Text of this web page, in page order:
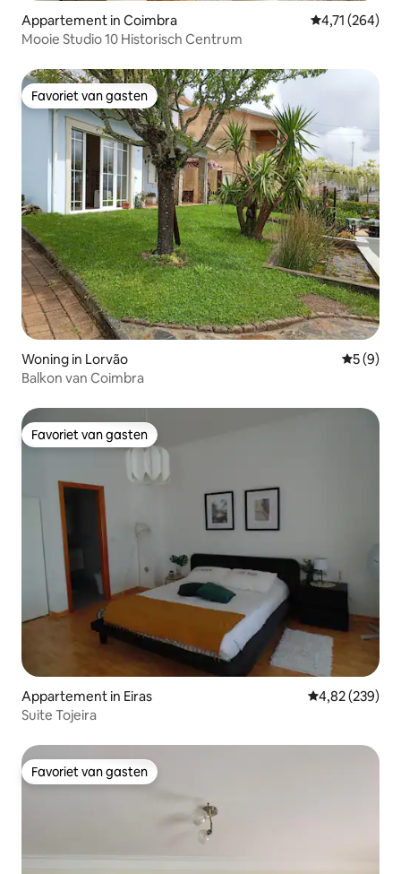
Appartement in Coimbra Gemiddelde
4,71 (264)
Mooie Studio 10 Historisch Centrum
Favoriet van gasten
Favoriet van gasten
Woning in Lorvão
5 (9)
Balkon van Coimbra
Favoriet van gasten
Favoriet van gasten
Appartement in Eiras Gemiddelde
4,82 (239)
Suite Tojeira
Favoriet van gasten
Favoriet van gasten